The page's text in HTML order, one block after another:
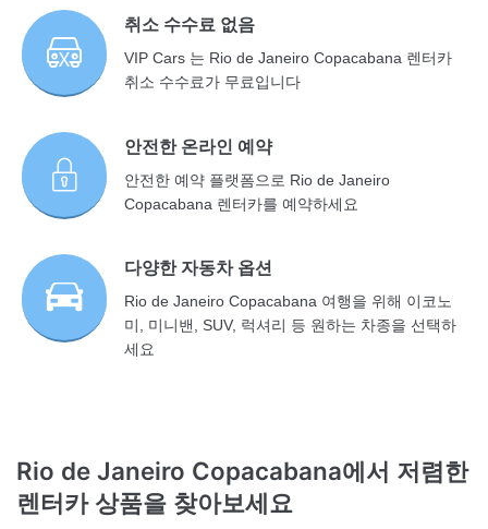
취소 수수료 없음
VIP Cars 는 Rio de Janeiro Copacabana 렌터카
취소 수수료가 무료입니다
안전한 온라인 예약
안전한 예약 플랫폼으로 Rio de Janeiro
Copacabana 렌터카를 예약하세요
다양한 자동차 옵션
Rio de Janeiro Copacabana 여행을 위해 이코노
미, 미니밴, SUV, 럭셔리 등 원하는 차종을 선택하
세요
Rio de Janeiro Copacabana에서 저렴한
렌터카 상품을 찾아보세요